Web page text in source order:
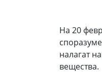
На 20
налагат
вещества.